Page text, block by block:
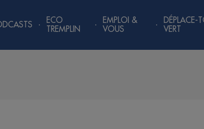
ECO
TREMPLIN
EMPLOI &
VOUS
DÉPLACE-
VERT